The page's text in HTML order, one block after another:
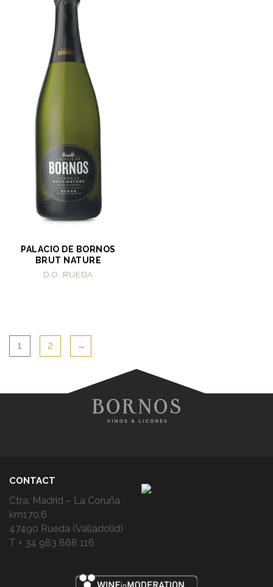
PALACIO DE BORNOS
BRUT NATURE
D.O. RUEDA
1 2 →
CONTACT
Ctra. Madrid – La Coruña
km170,6
47490 Rueda (Valladolid)
T + 34 983 868 116